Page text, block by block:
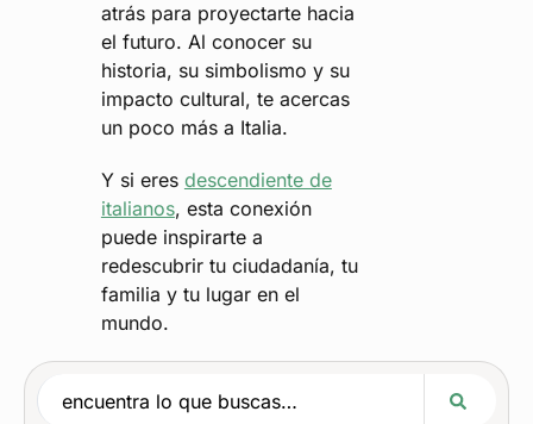
atrás para proyectarte hacia
el futuro. Al conocer su
historia, su simbolismo y su
impacto cultural, te acercas
un poco más a Italia.
Y si eres descendiente de
italianos, esta conexión
puede inspirarte a
redescubrir tu ciudadanía, tu
familia y tu lugar en el
mundo.